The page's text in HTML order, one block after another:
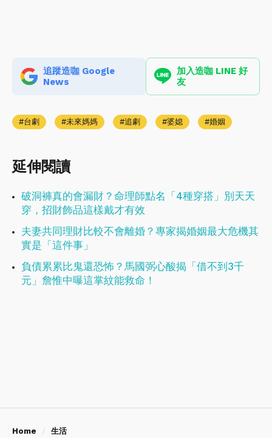
追蹤造咖 Google
News
加入造咖 LINE 好
友
台劇 未來媽媽 追劇 婆媳 婚姻
延伸閱讀
破洞褲真的會漏財？命理師點名「4種穿搭」別天天
穿，招財飾品這樣戴才有效
夫妻共同理財比較不會離婚？專家揭婚姻最大危機其
實是「這件事」
負債累累比鬼還恐怖？馬國弼心酸揭「借不到3千
元」詹惟中曝這掌紋能救命！
Home 生活